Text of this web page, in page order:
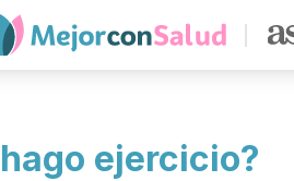
ejercicio?